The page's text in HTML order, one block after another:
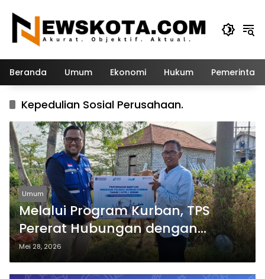
konten
Beranda Umum Ekonomi Hukum
Kepedulian Sosial Perusahaan.
Umum
Melalui Program Kurban, TPS
Pererat Hubungan dengan
Masyarakat dan Mitra Kerja
Mei 28, 2026